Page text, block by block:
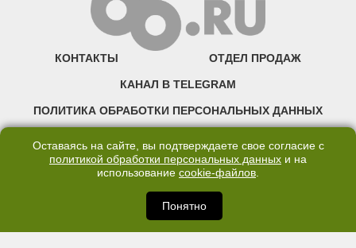
КОНТАКТЫ ОТДЕЛ ПРОДАЖ
КАНАЛ В TELEGRAM
ПОЛИТИКА ОБРАБОТКИ ПЕРСОНАЛЬНЫХ ДАННЫХ
©2007—2025 66.RU. Воспроизведение, сообщение, доведение до всеобщего
правообладателя запрещено. Сетевое издание «Современный портал
Екатеринбурга — «66.ru» (18+) зарегистрировано Федеральной службой по
надзору в сфере связи, информационных технологий и массовых коммуникаций
(Роскомнадзор). Регистрационный номер ЭЛ № ФС 77 - 76634 от 02.09.2019
Оставаясь на сайте, вы подтверждаете свое согласие с
политикой обработки персональных данных и на
использование cookie-файлов.
Понятно